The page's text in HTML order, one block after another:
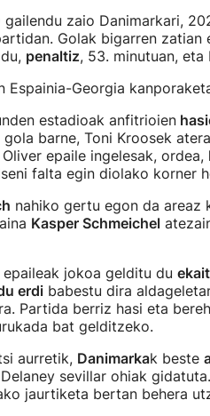
gailendu zaio Danimarkari,
Golak bigarren zatian
penaltiz, 53. minutuan, eta
Espainia-Georgia
estadioak anfitrioien
gola barne, Toni Kroosek
epaile ingelesak, ordea,
falta egin diolako korner
nahiko gertu egon da areaz
Kasper Schmeichel
epaileak jokoa gelditu du
erdi babestu dira
Partida berriz hasi eta
bat gelditzeko.
aurretik, Danimarkak beste
sevillar ohiak
jaurtiketa bertan behera